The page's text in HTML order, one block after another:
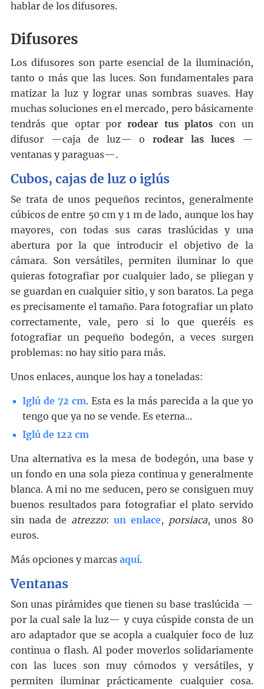
hablar de los difusores.
Difusores
Los difusores son parte esencial de la iluminación,
tanto o más que las luces. Son fundamentales para
matizar la luz y lograr unas sombras suaves. Hay
muchas soluciones en el mercado, pero básicamente
tendrás que optar porrodear tus platos con un
difusor —caja de luz— orodear las luces —
ventanas y paraguas—.
Cubos, cajas de luz o iglús
Se trata de unos pequeños recintos, generalmente
cúbicos de entre 50 cm y 1 m de lado, aunque los hay
mayores, con todas sus caras traslúcidas y una
abertura por la que introducir el objetivo de la
cámara. Son versátiles, permiten iluminar lo que
quieras fotografiar por cualquier lado, se pliegan y
se guardan en cualquier sitio, y son baratos. La pega
es precisamente el tamaño. Para fotografiar un plato
correctamente, vale, pero si lo que queréis es
fotografiar un pequeño bodegón, a veces surgen
problemas: no hay sitio para más.
Unos enlaces, aunque los hay a toneladas:
Iglú de 72 cm. Esta es la más parecida a la que yo
tengo que ya no se vende. Es eterna…
Iglú de 122 cm
Una alternativa es la mesa de bodegón, una base y
un fondo en una sola pieza continua y generalmente
blanca. A mi no me seducen, pero se consiguen muy
buenos resultados para fotografiar el plato servido
sin nada de atrezzo: un enlace, porsiaca, unos 80
euros.
Más opciones y marcas aquí.
Ventanas
Son unas pirámides que tienen su base traslúcida —
por la cual sale la luz— y cuya cúspide consta de un
aro adaptador que se acopla a cualquier foco de luz
continua o flash. Al poder moverlos solidariamente
con las luces son muy cómodos y versátiles, y
permiten iluminar prácticamente cualquier cosa.